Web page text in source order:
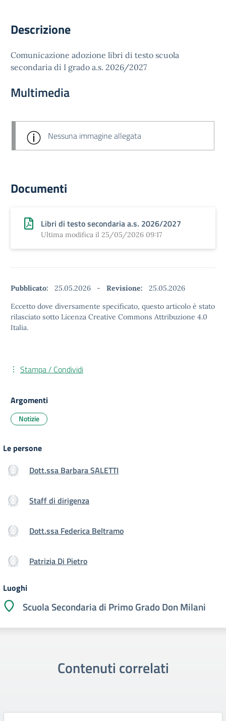
Descrizione
Comunicazione adozione libri di testo scuola
secondaria di I grado a.s. 2026/2027
Multimedia
Nessuna immagine allegata
Documenti
Libri di testo secondaria a.s. 2026/2027
Ultima modifica il 25/05/2026 09:17
Pubblicato: 25.05.2026 - Revisione:
25.05.2026
Eccetto dove diversamente specificato, questo articolo è stato
rilasciato sotto Licenza Creative Commons Attribuzione 4.0
Italia.
Stampa / Condividi
Argomenti
Notizie
Le persone
Dott.ssa Barbara SALETTI
Staff di dirigenza
Dott.ssa Federica Beltramo
Patrizia Di Pietro
Luoghi
Scuola Secondaria di Primo Grado Don Milani
Contenuti correlati